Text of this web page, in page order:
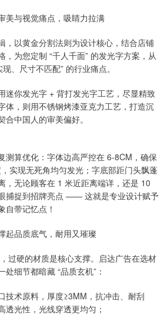
美与视觉痛点，吸睛力拉满
，以黄金分割法则为设计核心，结合店铺
，为您定制 “千人千面” 的发光字方案，从
、尺寸不匹配” 的行业痛点。
迷你发光字 + 背打发光字工艺，尽显精致
体，则用不锈钢烤漆亚克力工艺，打造沉
中国人的审美偏好。
测算优化：字体边高严控在 6-8CM，确保
实现无死角均匀发光；字底部距门头飘蓬
，无论顾客在 1 米近距离端详，还是 10
捕捉到招牌亮点 —— 这就是专业设计赋予
自带记忆点！
起品质底气，耐用又璀璨
过硬的材质是核心支撑。启达广告在选材
细节都暗藏 “品质玄机”：
技术原料，厚度≥3MM，抗冲击、耐刮
光性，光线穿透更均匀；